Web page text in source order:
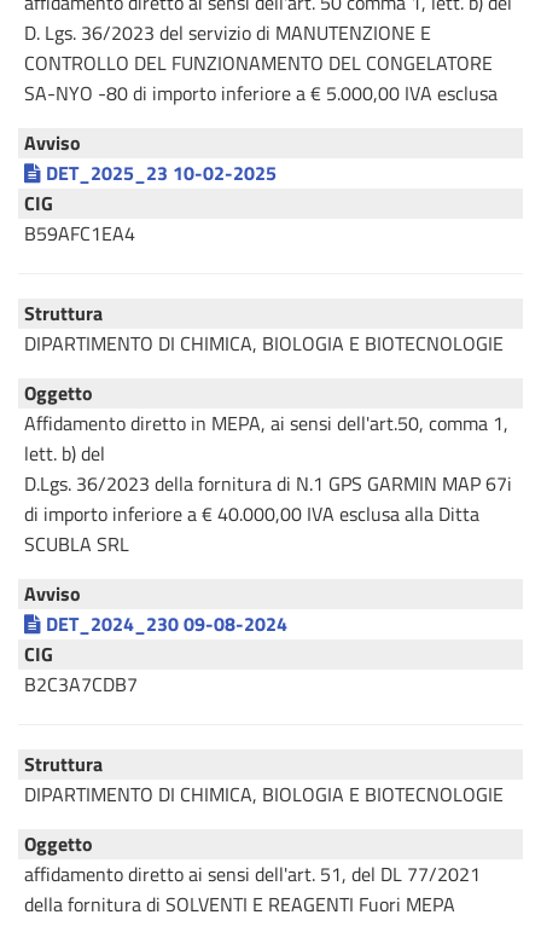
D. Lgs. 36/2023 del servizio di MANUTENZIONE E
CONTROLLO DEL FUNZIONAMENTO DEL CONGELATORE
SA-NYO -80 di importo inferiore a € 5.000,00 IVA esclusa
Avviso
DET_2025_23 10-02-2025
CIG
B59AFC1EA4
Struttura
DIPARTIMENTO DI CHIMICA, BIOLOGIA E BIOTECNOLOGIE
Oggetto
Affidamento diretto in MEPA, ai sensi dell'art.50, comma 1,
lett. b) del
D.Lgs. 36/2023 della fornitura di N.1 GPS GARMIN MAP 67i
di importo inferiore a € 40.000,00 IVA esclusa alla Ditta
SCUBLA SRL
Avviso
DET_2024_230 09-08-2024
CIG
B2C3A7CDB7
Struttura
DIPARTIMENTO DI CHIMICA, BIOLOGIA E BIOTECNOLOGIE
Oggetto
affidamento diretto ai sensi dell'art. 51, del DL 77/2021
della fornitura di SOLVENTI E REAGENTI Fuori MEPA